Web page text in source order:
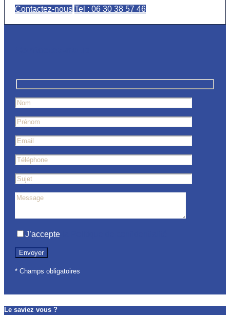
Contactez-nous Tel : 06 30 38 57 46
J’accepte
* Champs obligatoires
Le saviez vous ?